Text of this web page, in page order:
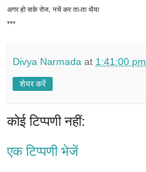
अगर हो सके रोज, नचें कर ता-ता थैया
***
Divya Narmada at 1:41:00 pm
शेयर करें
कोई टिप्पणी नहीं:
एक टिप्पणी भेजें